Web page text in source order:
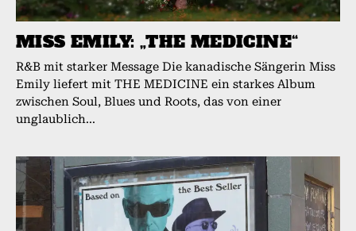
MISS EMILY: „THE MEDICINE“
R&B mit starker Message Die kanadische Sängerin Miss
Emily liefert mit THE MEDICINE ein starkes Album
zwischen Soul, Blues und Roots, das von einer
unglaublich...